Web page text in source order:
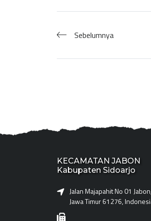
Sebelumnya
KECAMATAN JABON
Kabupaten Sidoarjo
Jalan Majapahit No 01
Jawa Timur 61276,